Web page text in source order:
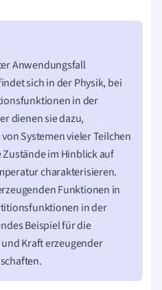
Anwendungsfall
sich in der Physik, bei
in der
dienen sie dazu,
Systemen vieler Teilchen
im Hinblick auf
charakterisieren.
Funktionen in
in der
Beispiel für die
Kraft erzeugender